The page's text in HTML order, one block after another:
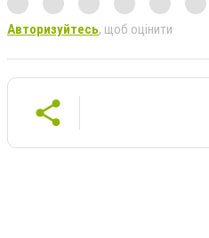
Авторизуйтесь, щоб оцінити